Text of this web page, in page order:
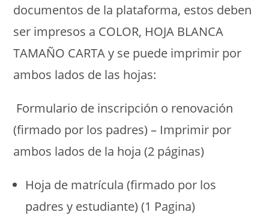
documentos de la plataforma, estos deben
ser impresos a COLOR, HOJA BLANCA
TAMAÑO CARTA y se puede imprimir por
ambos lados de las hojas:
Formulario de inscripción o renovación
(firmado por los padres) – Imprimir por
ambos lados de la hoja (2 páginas)
Hoja de matrícula (firmado por los
padres y estudiante) (1 Pagina)